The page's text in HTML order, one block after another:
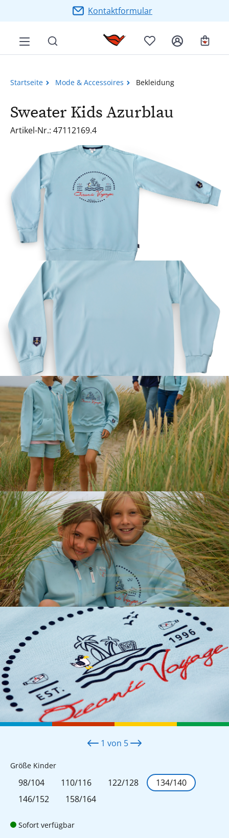
Zum Hauptinhalt springenKontaktformular
Startseite Mode & Accessoires Bekleidung
Sweater Kids Azurblau
Artikel-Nr.: 47112169.4
Bildergalerie überspringen
1 von 5
Größe Kinderauswählen
98/104 110/116 122/128
134/140
146/152
158/164
Sofort verfügbar